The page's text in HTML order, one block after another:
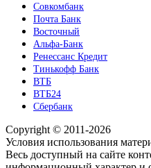
Совкомбанк
Почта Банк
Восточный
Альфа-Банк
Ренессанс Кредит
Тинькофф Банк
ВТБ
ВТБ24
Сбербанк
Copyright © 2011-2026
Условия использования
Весь доступный на сайте